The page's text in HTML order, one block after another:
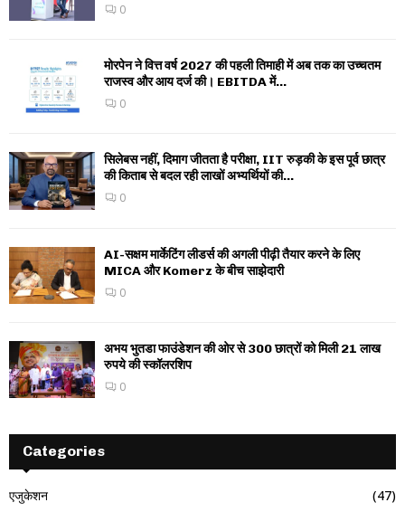
0
मोरपेन ने वित्त वर्ष 2027 की पहली तिमाही में अब तक का उच्चतम
राजस्व और आय दर्ज की। EBITDA में...
0
सिलेबस नहीं, दिमाग जीतता है परीक्षा, IIT रुड़की के इस पूर्व छात्र
की किताब से बदल रही लाखों अभ्यर्थियों की...
0
AI-सक्षम मार्केटिंग लीडर्स की अगली पीढ़ी तैयार करने के लिए
MICA और Komerz के बीच साझेदारी
0
अभय भुतडा फाउंडेशन की ओर से 300 छात्रों को मिली 21 लाख
रुपये की स्कॉलरशिप
0
Categories
एजुकेशन
(47)